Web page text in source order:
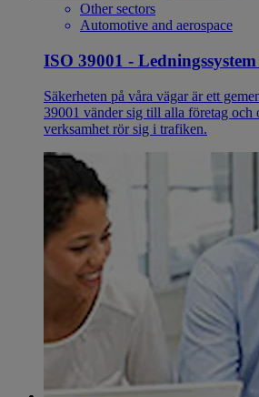
Other sectors
Automotive and aerospace
ISO 39001 -
Säkerheten på våra vägar är ett
39001 vänder sig till alla företag och
verksamhet rör sig i trafiken.